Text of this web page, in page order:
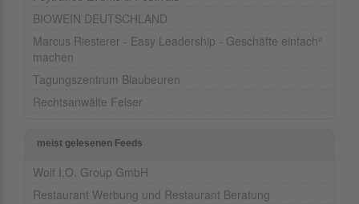
BIOWEIN DEUTSCHLAND
Marcus Riesterer - Easy Leadership - Geschäfte einfach²
machen
Tagungszentrum Blaubeuren
Rechtsanwälte Felser
meist gelesenen Feeds
Wolf I.O. Group GmbH
Restaurant Werbung und Restaurant Beratung